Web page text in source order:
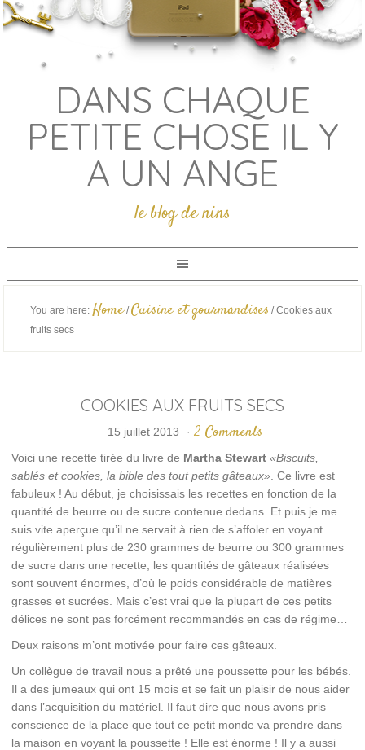
DANS CHAQUE
PETITE CHOSE IL Y
A UN ANGE
le blog de nins
You are here: Home / Cuisine et gourmandises /Cookies aux
fruits secs
COOKIES AUX FRUITS SECS
15 juillet 2013 · 2 Comments
Voici une recette tirée du livre de Martha Stewart «Biscuits,
sablés et cookies, la bible des tout petits gâteaux» . Ce livre est
fabuleux ! Au début, je choisissais les recettes en fonction de la
quantité de beurre ou de sucre contenue dedans. Et puis je me
suis vite aperçue qu’il ne servait à rien de s’affoler en voyant
régulièrement plus de 230 grammes de beurre ou 300 grammes
de sucre dans une recette, les quantités de gâteaux réalisées
sont souvent énormes, d’où le poids considérable de matières
grasses et sucrées. Mais c’est vrai que la plupart de ces petits
délices ne sont pas forcément recommandés en cas de régime…
Deux raisons m’ont motivée pour faire ces gâteaux.
Un collègue de travail nous a prêté une poussette pour les bébés.
Il a des jumeaux qui ont 15 mois et se fait un plaisir de nous aider
dans l’acquisition du matériel. Il faut dire que nous avons pris
conscience de la place que tout ce petit monde va prendre dans
la maison en voyant la poussette ! Elle est énorme ! Il y a aussi